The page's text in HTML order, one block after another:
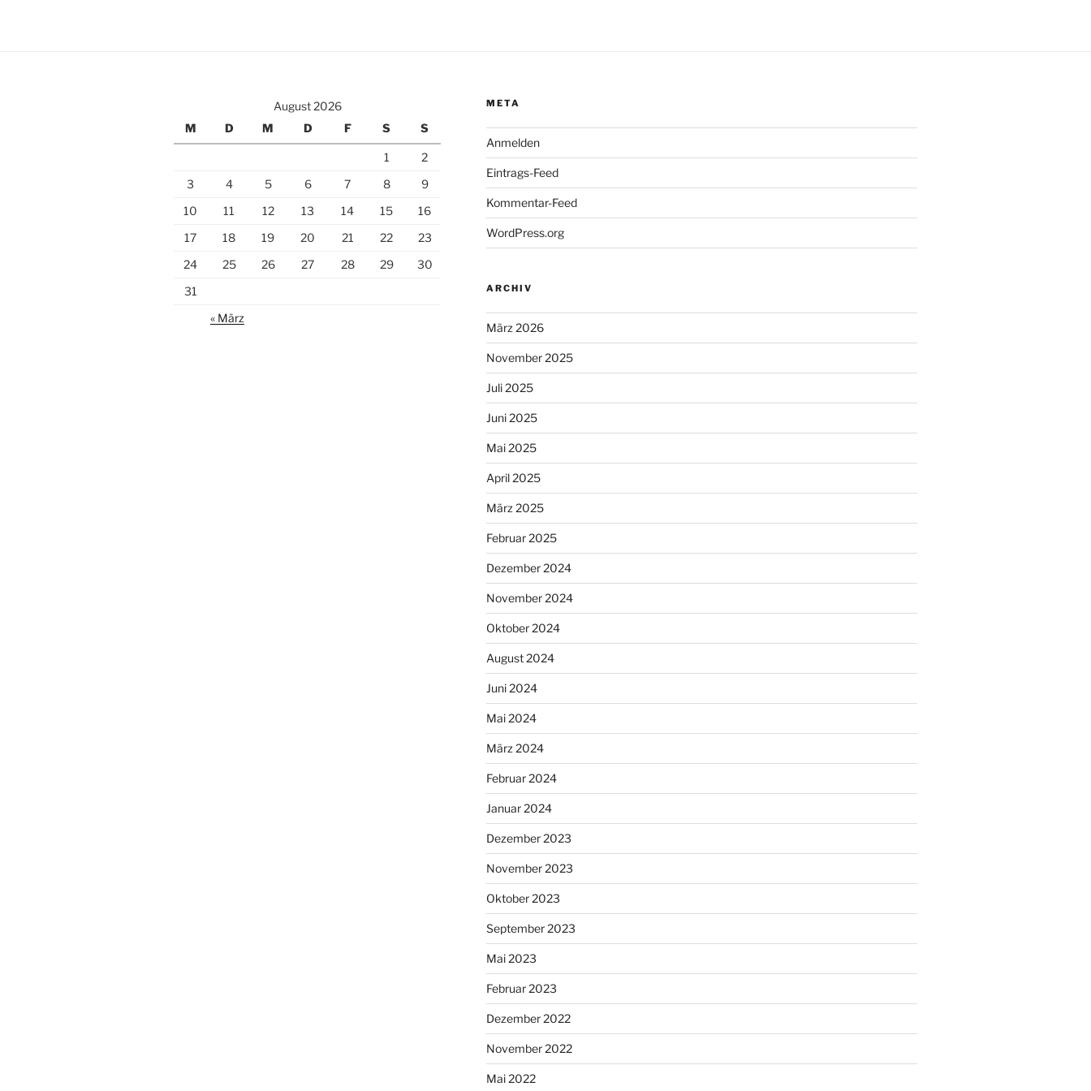
August 2026
M
D M D F S S
1
2
3
4 5 6 7 8
9
10
11 12 13 14 15
16
17
18 19 20 21 22
23
24
25 26 27 28 29
30
31
« März
META
Anmelden
Eintrags-Feed
Kommentar-Feed
WordPress.org
ARCHIV
März 2026
November 2025
Juli 2025
Juni 2025
Mai 2025
April 2025
März 2025
Februar 2025
Dezember 2024
November 2024
Oktober 2024
August 2024
Juni 2024
Mai 2024
März 2024
Februar 2024
Januar 2024
Dezember 2023
November 2023
Oktober 2023
September 2023
Mai 2023
Februar 2023
Dezember 2022
November 2022
Mai 2022